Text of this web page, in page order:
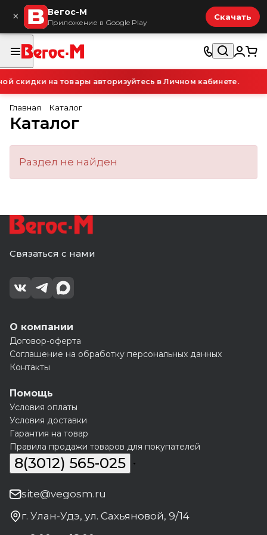
× Вегос-М
Приложение в Google Play
Скачать
скидки на товары авторизуйтесь в Личном кабинете.
Главная Каталог
Каталог
Раздел не найден
Связаться с нами
О компании
Договор-оферта
Соглашение на обработку персональных данных
Контакты
Помощь
Условия оплаты
Условия доставки
Гарантия на товар
Правила продажи товаров для покупателей
8(3012) 565-025
site@vegosm.ru
г. Улан-Удэ, ул. Сахьяновой, 9/14